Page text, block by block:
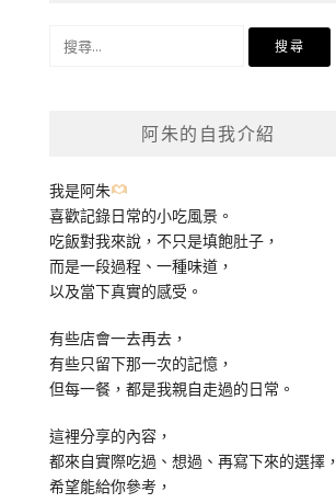
阿朱的自我介紹
我是阿朱
喜歡記錄日常的小吃風景。
吃飯對我來說，不只是填飽肚子，
而是一段過程、一種味道，
以及當下真實的感受。
有些店會一去再去，
有些只留下那一次的記憶，
但每一餐，都是我親自走過的日常。
這裡分享的內容，
都來自實際吃過、想過、再寫下來的選擇，
希望能給你參考，